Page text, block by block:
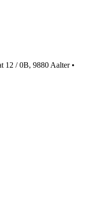
12 / 0B, 9880 Aalter •